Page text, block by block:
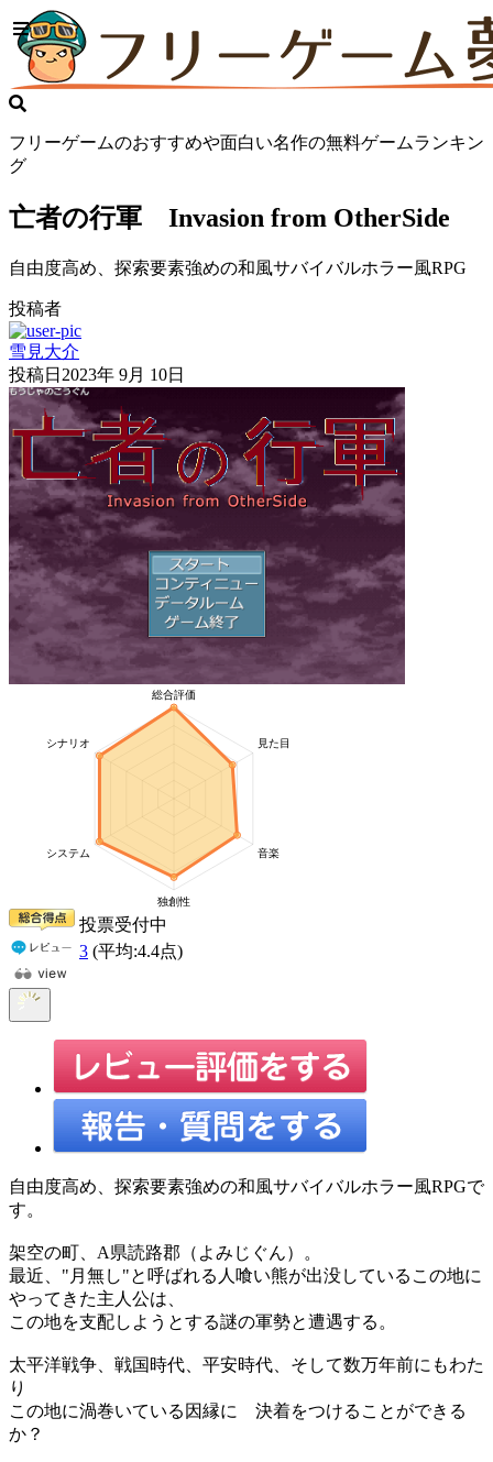
フリーゲームのおすすめや面白い名作の無料ゲームランキン
グ
亡者の行軍 Invasion from OtherSide
自由度高め、探索要素強めの和風サバイバルホラー風RPG
投稿者
雪見大介
投稿日 2023年 9月 10日
投票受付中
3 (平均:4.4点)
自由度高め、探索要素強めの和風サバイバルホラー風RPGで
す。
架空の町、A県読路郡（よみじぐん）。
最近、"月無し"と呼ばれる人喰い熊が出没しているこの地に
やってきた主人公は、
この地を支配しようとする謎の軍勢と遭遇する。
太平洋戦争、戦国時代、平安時代、そして数万年前にもわた
り
この地に渦巻いている因縁に 決着をつけることができる
か？